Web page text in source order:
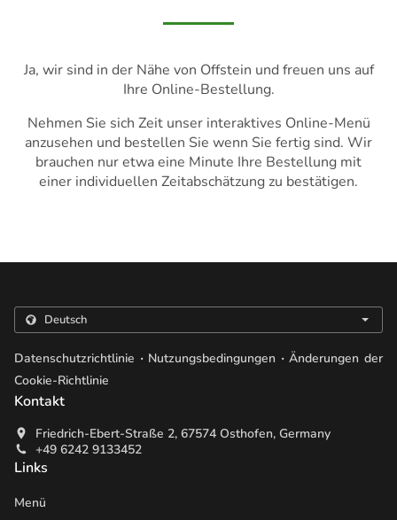
Ja, wir sind in der Nähe von Offstein und freuen uns auf
Ihre Online-Bestellung.
Nehmen Sie sich Zeit unser interaktives Online-Menü
anzusehen und bestellen Sie wenn Sie fertig sind. Wir
brauchen nur etwa eine Minute Ihre Bestellung mit
einer individuellen Zeitabschätzung zu bestätigen.
Datenschutzrichtlinie . Nutzungsbedingungen . Änderungen der
Cookie-Richtlinie
Kontakt
Friedrich-Ebert-Straße 2, 67574 Osthofen, Germany
+49 6242 9133452
Links
Menü